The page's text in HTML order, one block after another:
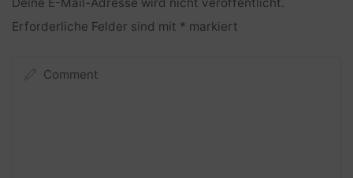
Erforderliche Felder sind mit * markiert